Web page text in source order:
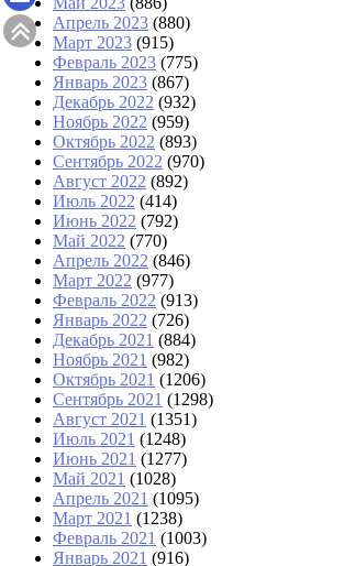
Апрель 2023 (880)
Март 2023 (915)
Февраль 2023 (775)
Январь 2023 (867)
Декабрь 2022 (932)
Ноябрь 2022 (959)
Октябрь 2022 (893)
Сентябрь 2022 (970)
Август 2022 (892)
Июль 2022 (414)
Июнь 2022 (792)
Май 2022 (770)
Апрель 2022 (846)
Март 2022 (977)
Февраль 2022 (913)
Январь 2022 (726)
Декабрь 2021 (884)
Ноябрь 2021 (982)
Октябрь 2021 (1206)
Сентябрь 2021 (1298)
Август 2021 (1351)
Июль 2021 (1248)
Июнь 2021 (1277)
Май 2021 (1028)
Апрель 2021 (1095)
Март 2021 (1238)
Февраль 2021 (1003)
Январь 2021 (916)